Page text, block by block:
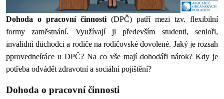
Dohoda o pracovní činnosti (DPČ) patří mezi tzv. flexibilní
formy zaměstnání. Využívají ji především studenti, senioři,
invalidní důchodci a rodiče na rodičovské dovolené. Jaký je rozsah
pprovedneíráce u DPČ? Na co vše mají dohodáři nárok? Kdy je
potřeba odvádět zdravotní a sociální pojištění?
Dohoda o pracovní činnosti